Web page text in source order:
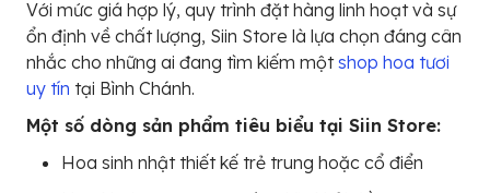
Với mức giá hợp lý, quy trình đặt hàng linh hoạt và sự
ổn định về chất lượng, Siin Store là lựa chọn đáng cân
nhắc cho những ai đang tìm kiếm mộtshop hoa tươi
uy tín tại Bình Chánh.
Một số dòng sản phẩm tiêu biểu tại Siin Store:
Hoa sinh nhật thiết kế trẻ trung hoặc cổ điển